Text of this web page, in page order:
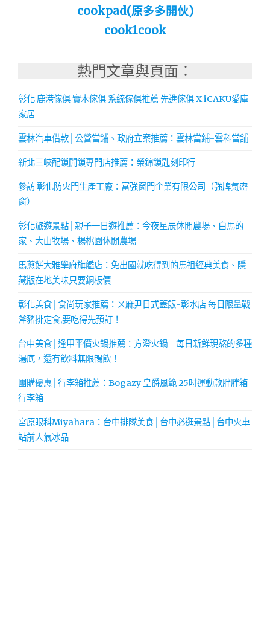
cookpad(原多多開伙)
cook1cook
熱門文章與頁面︰
彰化 鹿港傢俱 實木傢俱 系統傢俱推薦 先進傢俱 X iCAKU愛庫
家居
雲林汽車借款│公營當鋪、政府立案推薦：雲林當鋪-雲科當舖
新北三峽配鎖開鎖專門店推薦：榮錦鎖匙刻印行
參訪 彰化防火門生產工廠：富強窗門企業有限公司（強牌氣密
窗）
彰化旅遊景點│親子一日遊推薦：今夜星辰休閒農場、白馬的
家、大山牧場、楊桃園休閒農場
馬蔥餅大雅學府旗艦店：免出國就吃得到的馬祖經典美食、隱
藏版在地美味只要銅板價
彰化美食│食尚玩家推薦：ㄨ麻尹日式蓋飯-彰水店 每日限量戰
斧豬排定食,要吃得先預訂！
台中美食│逢甲平價火鍋推薦：方澄火鍋 每日新鮮現熬的多種
湯底，還有飲料無限暢飲！
團購優惠│行李箱推薦：Bogazy 皇爵風範 25吋運動款胖胖箱
行李箱
宮原眼科Miyahara：台中排隊美食│台中必逛景點│台中火車
站前人氣冰品